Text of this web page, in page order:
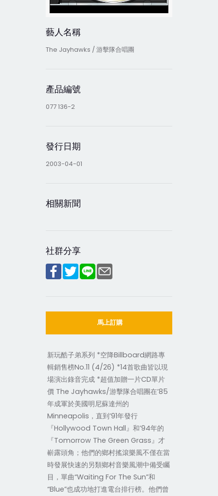
藝人名稱
The Jayhawks / 游擊隊合唱團
產品編號
077 136-2
發行日期
2003-04-01
相關新聞
社群分享
馬上訂購
新玩酷子弟系列 *空降Billboard網路專
輯銷售榜No.11 (4/26) *14首歌曲皆以現
場演出錄音完成 *超值加贈一片CD單片
價 The Jayhawks/游擊隊合唱團在’85
年成軍於美國明尼蘇達州的
Minneapolis，直到’91年發行
『Hollywood Town Hall』和’94年的
『Tomorrow The Green Grass』才
嶄露頭角；他們的鄉村搖滾樂風不僅在當
時發展快速的另類鄉村音樂風潮中備受矚
目，單曲“Waiting For The Sun”和
“Blue”也成功地打進電台排行榜。他們曾